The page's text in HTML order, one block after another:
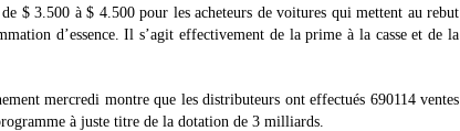
$ 3.500 à $ 4.500 pour les acheteurs de voitures qui mettent au rebut
d’essence. Il s’agit effectivement de la prime à la casse et de la
mercredi montre que les distributeurs ont effectués 690114 ventes
à juste titre de la dotation de 3 milliards.